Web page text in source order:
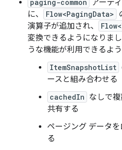
paging-common
アーテ
に、
Flow<PagingData>
演算子が追加され、
変換できるようになりま
うな機能が利用できるよう
ItemSnapshotList
ースと組み合わせる
cachedIn なしで
共有する
ページング データ
る